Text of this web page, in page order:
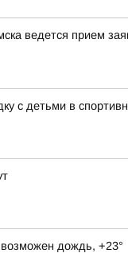
ведется прием
с детьми в
дождь, +23°